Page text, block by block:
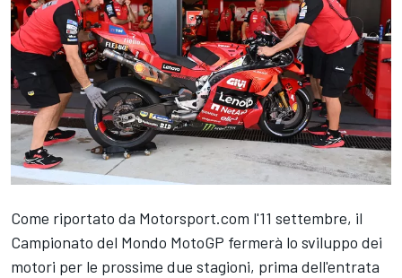
Come riportato da Motorsport.com l'11 settembre, il
Campionato del Mondo MotoGP fermerà lo sviluppo dei
motori per le prossime due stagioni, prima dell'entrata